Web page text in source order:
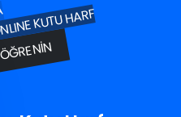
KUTU HARF
ÖĞRENIN